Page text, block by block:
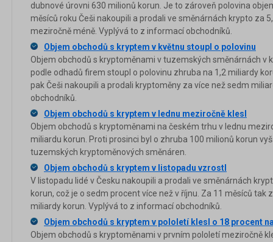
dubnové úrovni 630 milionů korun. Je to zároveň polovina
měsíců roku Češi nakoupili a prodali ve směnárnách krypto za
meziročně méně. Vyplývá to z informací obchodníků.
Objem obchodů s kryptem v květnu stoupl o polovinu
Objem obchodů s kryptoměnami v tuzemských směnárnách v
podle odhadů firem stoupl o polovinu zhruba na 1,2 miliardy
pak Češi nakoupili a prodali kryptoměny za více než sedm
obchodníků.
Objem obchodů s kryptem v lednu meziročně klesl
Objem obchodů s kryptoměnami na českém trhu v lednu
miliardu korun. Proti prosinci byl o zhruba 100 milionů korun
tuzemských kryptoměnových směnáren.
Objem obchodů s kryptem v listopadu vzrostl
V listopadu lidé v Česku nakoupili a prodali ve směnárnách
korun, což je o sedm procent více než v říjnu. Za 11 měsíců tak
miliardy korun. Vyplývá to z informací obchodníků.
Objem obchodů s kryptem v pololetí klesl o 18 procent
Objem obchodů s kryptoměnami v prvním pololetí meziročně